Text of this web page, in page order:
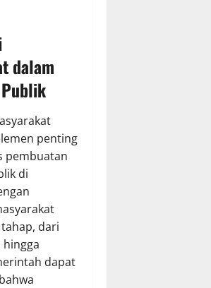
dalam
penting
pembuatan
di
dari
dapat